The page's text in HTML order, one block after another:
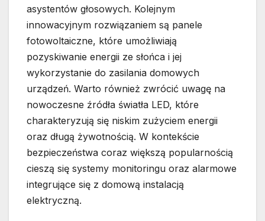
asystentów głosowych. Kolejnym
innowacyjnym rozwiązaniem są panele
fotowoltaiczne, które umożliwiają
pozyskiwanie energii ze słońca i jej
wykorzystanie do zasilania domowych
urządzeń. Warto również zwrócić uwagę na
nowoczesne źródła światła LED, które
charakteryzują się niskim zużyciem energii
oraz długą żywotnością. W kontekście
bezpieczeństwa coraz większą popularnością
cieszą się systemy monitoringu oraz alarmowe
integrujące się z domową instalacją
elektryczną.